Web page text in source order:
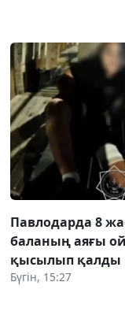
Павлодарда 8
баланың аяғы
қысылып қалды
Бүгін, 15:27